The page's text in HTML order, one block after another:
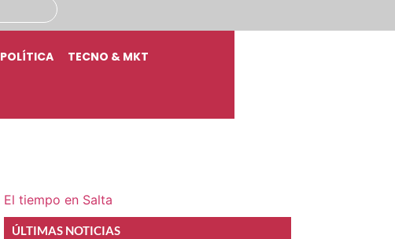
POLÍTICA TECNO & MKT
El tiempo en Salta
ÚLTIMAS NOTICIAS